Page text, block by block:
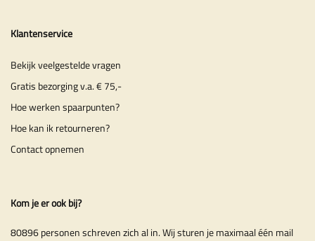
Klantenservice
Bekijk veelgestelde vragen
Gratis bezorging v.a. € 75,-
Hoe werken spaarpunten?
Hoe kan ik retourneren?
Contact opnemen
Kom je er ook bij?
80896 personen schreven zich al in. Wij sturen je maximaal één mail